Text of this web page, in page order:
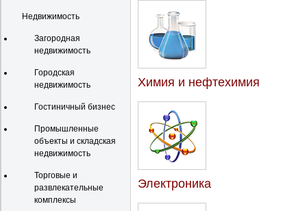
Недвижимость
Загородная
недвижимость
Городская
недвижимость
Гостиничный бизнес
Промышленные
объекты и складская
недвижимость
Торговые и
развлекательные
комплексы
Химия и нефтехимия
Электроника